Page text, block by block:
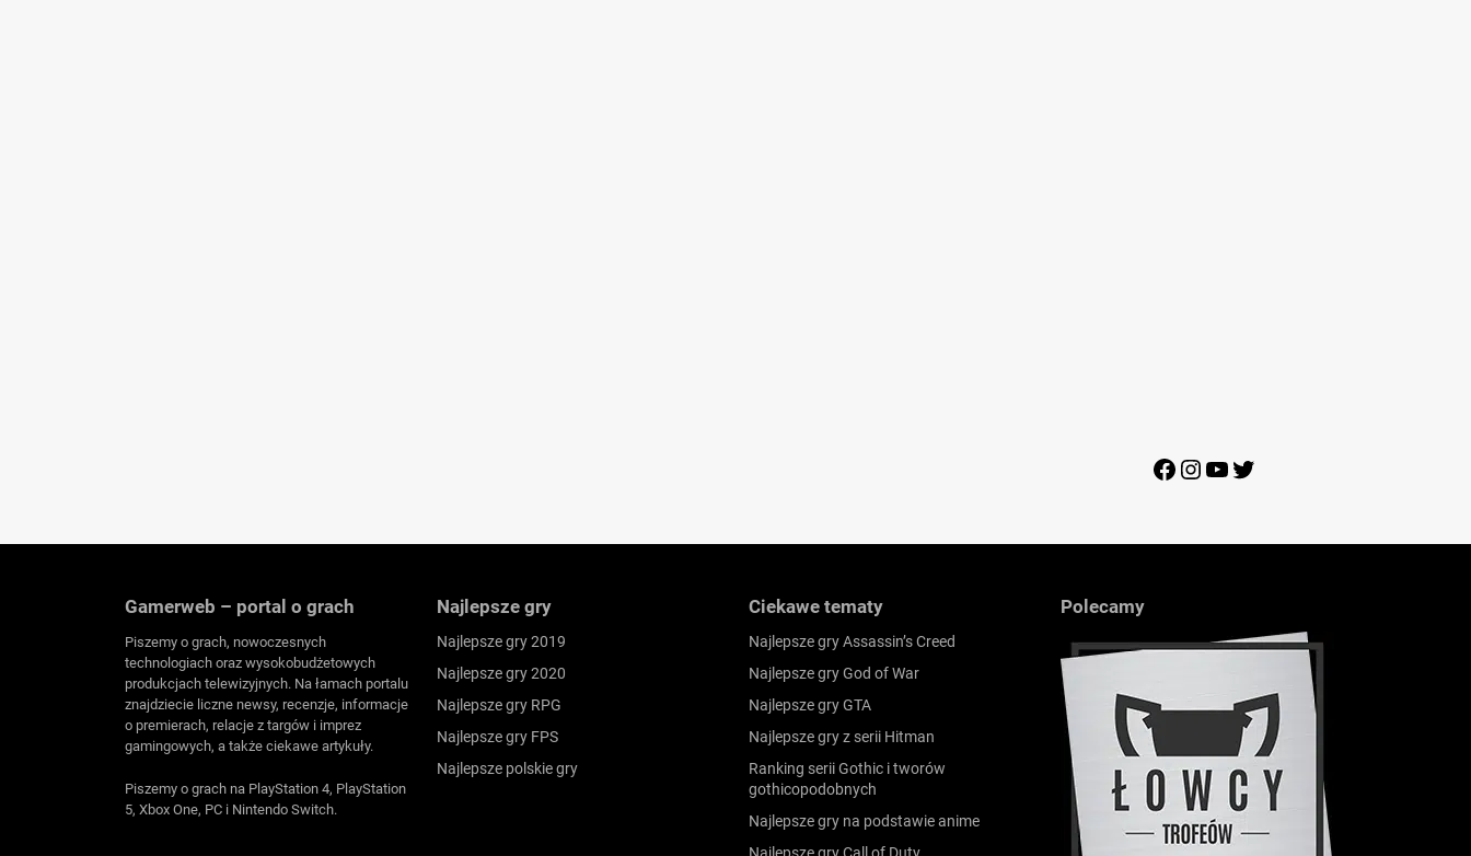
Facebook
Instagram
YouTube
Twitter
Gamerweb – portal o grach
Piszemy o grach, nowoczesnych
technologiach oraz wysokobudżetowych
produkcjach telewizyjnych. Na łamach portalu
znajdziecie liczne newsy, recenzje, informacje
o premierach, relacje z targów i imprez
gamingowych, a także ciekawe artykuły.
Piszemy o grach na PlayStation 4, PlayStation
5, Xbox One, PC i Nintendo Switch.
Najlepsze gry
Najlepsze gry 2019
Najlepsze gry 2020
Najlepsze gry RPG
Najlepsze gry FPS
Najlepsze polskie gry
Ciekawe tematy
Najlepsze gry Assassin’s Creed
Najlepsze gry God of War
Najlepsze gry GTA
Najlepsze gry z serii Hitman
Ranking serii Gothic i tworów
gothicopodobnych
Najlepsze gry na podstawie anime
Polecamy